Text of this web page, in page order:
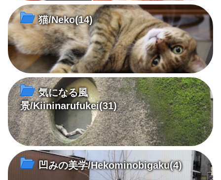
猫/Neko(14)
気になる風
景/Kiininarufukei(31)
凹みの美学/Hekominobigaku(4)